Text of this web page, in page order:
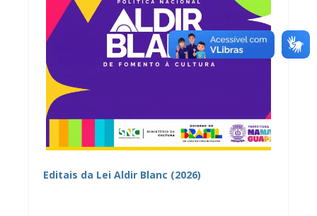
Editais da Lei Aldir Blanc (2026)